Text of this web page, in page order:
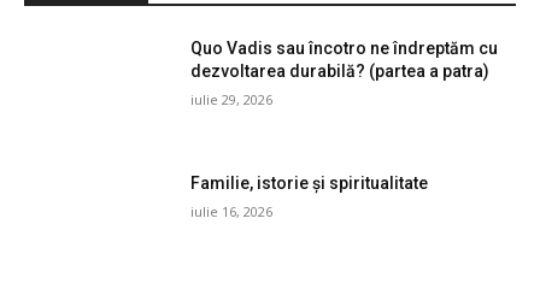
Quo Vadis sau încotro ne îndreptăm cu
dezvoltarea durabilă? (partea a patra)
iulie 29, 2026
Familie, istorie și spiritualitate
iulie 16, 2026